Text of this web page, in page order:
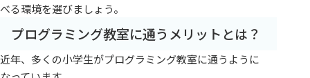
べる環境を選びましょう。
プログラミング教室に通うメリットとは？
近年、多くの小学生がプログラミング教室に通うように